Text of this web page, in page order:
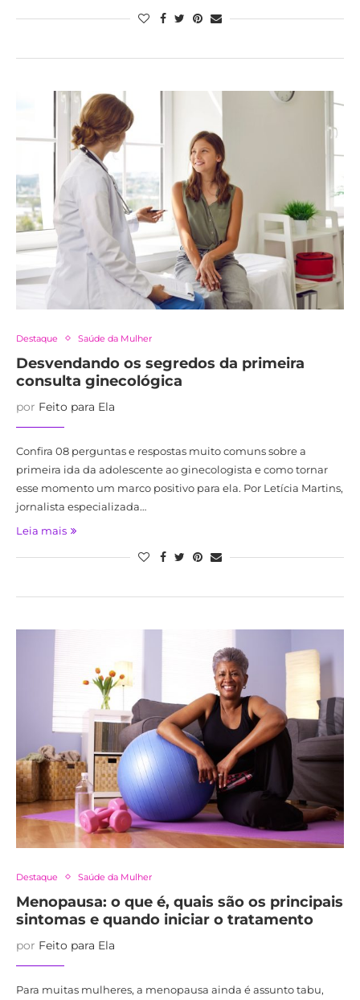
Destaque Saúde da Mulher
Desvendando os segredos da primeira
consulta ginecológica
por Feito para Ela
Confira 08 perguntas e respostas muito comuns sobre a
primeira ida da adolescente ao ginecologista e como tornar
esse momento um marco positivo para ela. Por Letícia Martins,
jornalista especializada…
Leia mais
Destaque Saúde da Mulher
Menopausa: o que é, quais são os principais
sintomas e quando iniciar o tratamento
por Feito para Ela
Para muitas mulheres, a menopausa ainda é assunto tabu,